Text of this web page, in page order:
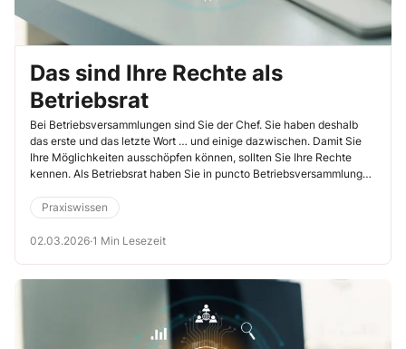
Das sind Ihre Rechte als
Betriebsrat
Bei Betriebsversammlungen sind Sie der Chef. Sie haben deshalb
das erste und das letzte Wort … und einige dazwischen. Damit Sie
Ihre Möglichkeiten ausschöpfen können, sollten Sie Ihre Rechte
kennen. Als Betriebsrat haben Sie in puncto Betriebsversammlung
BetrVG) auch über die zu diskutierenden Themen.
Praxiswissen
02.03.2026·1 Min Lesezeit